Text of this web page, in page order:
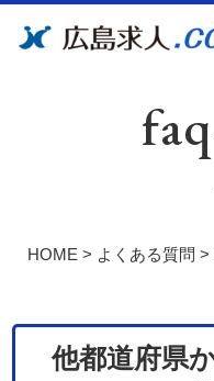
HOME> よくある質問 >
他都道府県